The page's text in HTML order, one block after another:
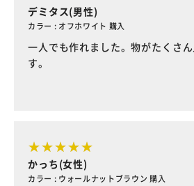
デミタス(男性)
カラー : オフホワイト 購入
一人でも作れました。物がたくさ
す。
かっち(女性)
カラー : ウォールナットブラウン 購入